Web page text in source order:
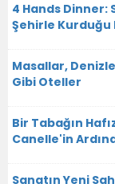
4 Hands Dinner:
Şehirle Kurduğu
Masallar,
Gibi Oteller
Bir Tabağın
Canelle'in
Sanatın Yeni